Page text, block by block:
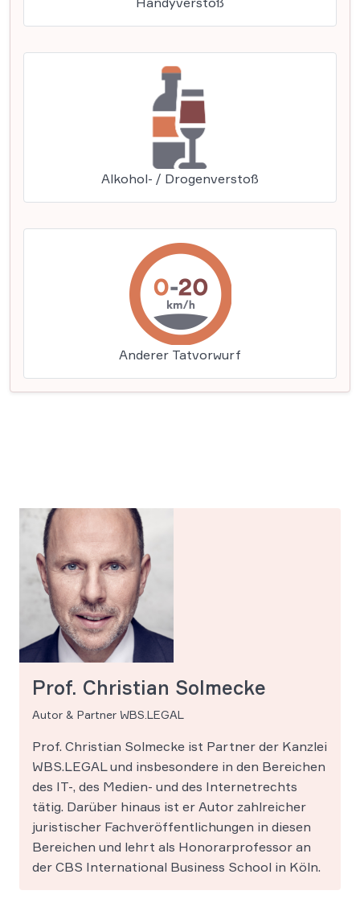
Alkohol- / Drogenverstoß
Anderer Tatvorwurf
Prof. Christian Solmecke
Autor & Partner WBS.LEGAL
Prof. Christian Solmecke ist Partner der Kanzlei
WBS.LEGAL und insbesondere in den Bereichen
des IT-, des Medien- und des Internetrechts
tätig. Darüber hinaus ist er Autor zahlreicher
juristischer Fachveröffentlichungen in diesen
Bereichen und lehrt als Honorarprofessor an
der CBS International Business School in Köln.